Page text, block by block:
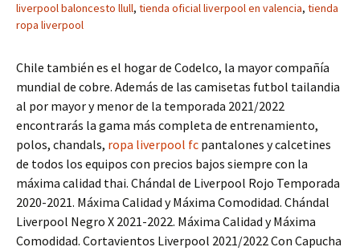
liverpool baloncesto llull, tienda oficial liverpool en valencia, tienda
ropa liverpool
Chile también es el hogar de Codelco, la mayor compañía
mundial de cobre. Además de las camisetas futbol tailandia
al por mayor y menor de la temporada 2021/2022
encontrarás la gama más completa de entrenamiento,
polos, chandals, ropa liverpool fc pantalones y calcetines
de todos los equipos con precios bajos siempre con la
máxima calidad thai. Chándal de Liverpool Rojo Temporada
2020-2021. Máxima Calidad y Máxima Comodidad. Chándal
Liverpool Negro X 2021-2022. Máxima Calidad y Máxima
Comodidad. Cortavientos Liverpool 2021/2022 Con Capucha